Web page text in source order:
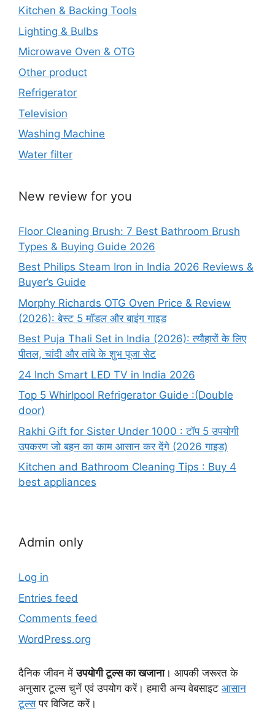
Kitchen & Backing Tools
Lighting & Bulbs
Microwave Oven & OTG
Other product
Refrigerator
Television
Washing Machine
Water filter
New review for you
Floor Cleaning Brush: 7 Best Bathroom Brush
Types & Buying Guide 2026
Best Philips Steam Iron in India 2026 Reviews &
Buyer’s Guide
Morphy Richards OTG Oven Price & Review
(2026): बेस्ट 5 मॉडल और बाइंग गाइड
Best Puja Thali Set in India (2026): त्यौहारों के लिए
पीतल, चांदी और तांबे के शुभ पूजा सेट
24 Inch Smart LED TV in India 2026
Top 5 Whirlpool Refrigerator Guide :(Double
door)
Rakhi Gift for Sister Under 1000 : टॉप 5 उपयोगी
उपकरण जो बहन का काम आसान कर देंगे (2026 गाइड)
Kitchen and Bathroom Cleaning Tips : Buy 4
best appliances
Admin only
Log in
Entries feed
Comments feed
WordPress.org
दैनिक जीवन मेंउपयोगी टूल्स का खजाना। आपकी जरूरत के
अनुसार टूल्स चुनें एवं उपयोग करें। हमारी अन्य वेबसाइट आसान
टूल्सपर विजिट करें।